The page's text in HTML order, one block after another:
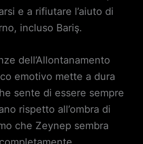
e a rifiutare l’aiuto di
incluso Bariş.
dell’Allontanamento
emotivo mette a dura
sente di essere sempre
rispetto all’ombra di
che Zeynep sembra